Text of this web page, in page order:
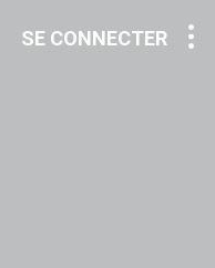
SE CONNECTER